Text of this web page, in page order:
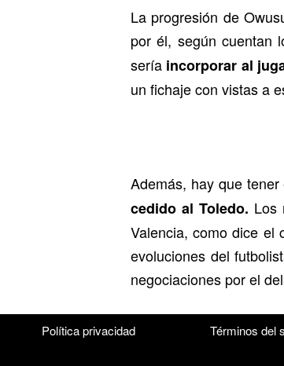
La progresión de
por él, según cuentan
sería incorporar al
un fichaje con vistas a
Además, hay que
cedido al Toledo. Los
Valencia, como dice el
evoluciones del
negociaciones por el
Política privacidad Términos del